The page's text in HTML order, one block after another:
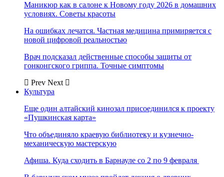
Маникюр как в салоне к Новому году 2026 в домашних
условиях. Советы красоты
На ошибках лечатся. Частная медицина примиряется с
новой цифровой реальностью
Врач подсказал действенные способы защиты от
гонконгского гриппа. Точные симптомы
Prev Next
Культура
Еще один алтайский кинозал присоединился к проекту
«Пушкинская карта»
Что объединяло краевую библиотеку и кузнечно-
механическую мастерскую
Афиша. Куда сходить в Барнауле со 2 по 9 февраля